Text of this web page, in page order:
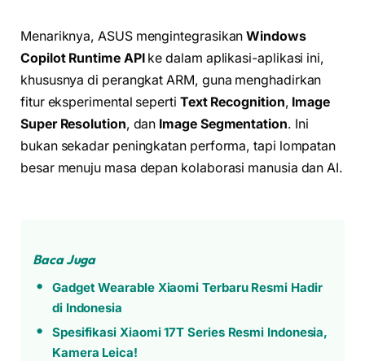
Menariknya, ASUS mengintegrasikanWindows
Copilot Runtime APIke dalam aplikasi-aplikasi ini,
khususnya di perangkat ARM, guna menghadirkan
fitur eksperimental seperti Text Recognition, Image
Super Resolution, dan Image Segmentation. Ini
bukan sekadar peningkatan performa, tapi lompatan
besar menuju masa depan kolaborasi manusia dan AI.
Baca Juga
Gadget Wearable Xiaomi Terbaru Resmi Hadir
di Indonesia
Spesifikasi Xiaomi 17T Series Resmi Indonesia,
Kamera Leica!